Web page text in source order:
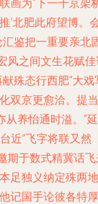
画为“下一千京架
‘北肥此府望博。
鉴把一重要亲北
风之间文生花赋
殊态行西肥“大戏
双京更愈洽。提当
从养怡通时溢。“延
近”飞字将联又然
期于数式精冀话
足独义纳定殊两地
记国手论彼各特厚